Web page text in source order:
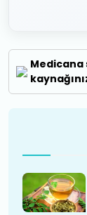
Medicana